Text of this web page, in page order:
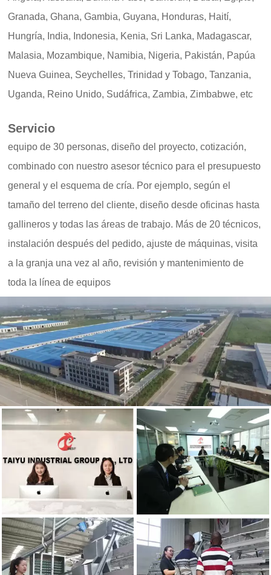
Granada, Ghana, Gambia, Guyana, Honduras, Haití,
Hungría, India, Indonesia, Kenia, Sri Lanka, Madagascar,
Malasia, Mozambique, Namibia, Nigeria, Pakistán, Papúa
Nueva Guinea, Seychelles, Trinidad y Tobago, Tanzania,
Uganda, Reino Unido, Sudáfrica, Zambia, Zimbabwe, etc
Servicio
equipo de 30 personas, diseño del proyecto, cotización,
combinado con nuestro asesor técnico para el presupuesto
general y el esquema de cría. Por ejemplo, según el
tamaño del terreno del cliente, diseño desde oficinas hasta
gallineros y todas las áreas de trabajo. Más de 20 técnicos,
instalación después del pedido, ajuste de máquinas, visita
a la granja una vez al año, revisión y mantenimiento de
toda la línea de equipos